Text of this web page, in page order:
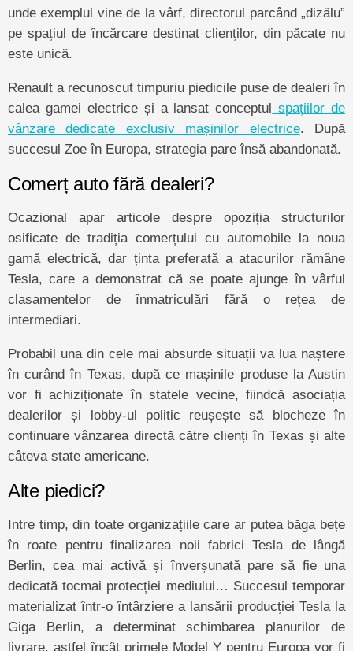
unde exemplul vine de la vârf, directorul parcând „dizălu”
pe spațiul de încărcare destinat clienților, din păcate nu
este unică.
Renault a recunoscut timpuriu piedicile puse de dealeri în
calea gamei electrice și a lansat conceptul spațiilor de
vânzare dedicate exclusiv mașinilor electrice. După
succesul Zoe în Europa, strategia pare însă abandonată.
Comerț auto fără dealeri?
Ocazional apar articole despre opoziția structurilor
osificate de tradiția comerțului cu automobile la noua
gamă electrică, dar ținta preferată a atacurilor rămâne
Tesla, care a demonstrat că se poate ajunge în vârful
clasamentelor de înmatriculări fără o rețea de
intermediari.
Probabil una din cele mai absurde situații va lua naștere
în curând în Texas, după ce mașinile produse la Austin
vor fi achiziționate în statele vecine, fiindcă asociația
dealerilor și lobby-ul politic reușește să blocheze în
continuare vânzarea directă către clienți în Texas și alte
câteva state americane.
Alte piedici?
Intre timp, din toate organizațiile care ar putea băga bețe
în roate pentru finalizarea noii fabrici Tesla de lângă
Berlin, cea mai activă și înverșunată pare să fie una
dedicată tocmai protecției mediului… Succesul temporar
materializat într-o întârziere a lansării producției Tesla la
Giga Berlin, a determinat schimbarea planurilor de
livrare, astfel încât primele Model Y pentru Europa vor fi